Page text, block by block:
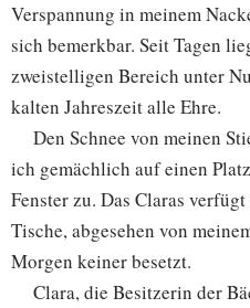
Verspannung in meinem
sich bemerkbar. Seit Tagen
zweistelligen Bereich unter
kalten Jahreszeit alle Ehre.
Den Schnee von meinen
ich gemächlich auf einen
Fenster zu. Das Claras
Tische, abgesehen von
Morgen keiner besetzt.
Clara, die Besitzerin der